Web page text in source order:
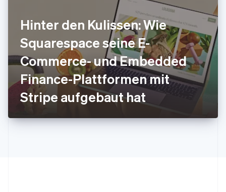
Hinter den Kulissen: Wie
Squarespace seine E-
Commerce- und Embedded
Finance-Plattformen mit
Stripe aufgebaut hat
Lettland
Liechtenstein
English
Litauen
English
Luxemburg
FrançaisDeutschEnglish
Malaysia
Malta